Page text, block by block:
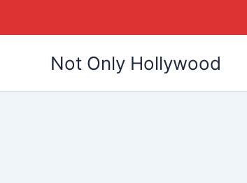
Not Only Hollywood